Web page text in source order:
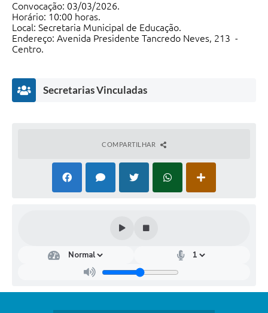
Convocação: 03/03/2026.
Horário: 10:00 horas.
Local: Secretaria Municipal de Educação.
Endereço: Avenida Presidente Tancredo Neves, 213 -
Centro.
Secretarias Vinculadas
etar
COMPARTILHAR